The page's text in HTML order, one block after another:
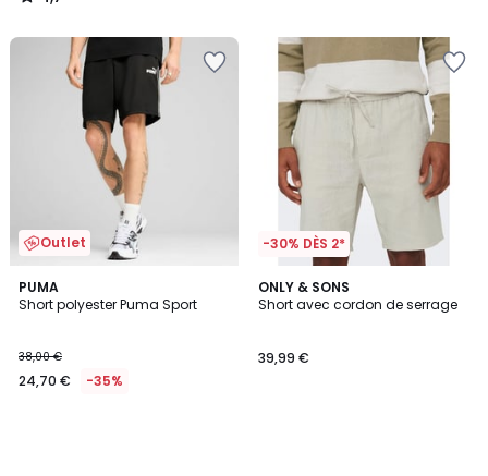
/
Outlet
PUMA
Short polyester Puma Sport
38,00 €
24,70 € -35%
-30% DÈS 2*
ONLY & SONS
Short avec cordon de serrage
39,99 €